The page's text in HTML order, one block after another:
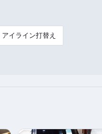
アイライン打替え